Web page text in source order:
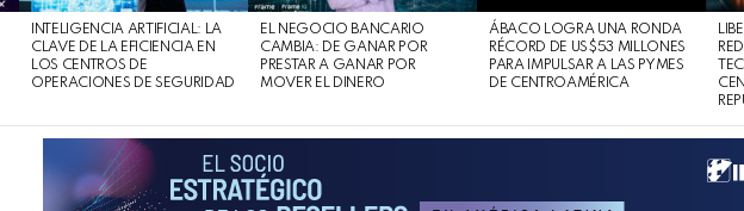
INTELIGENCIA ARTIFICIAL: LA
CLAVE DE LA EFICIENCIA EN
LOS CENTROS DE
OPERACIONES DE SEGURIDAD
EL NEGOCIO BANCARIO
CAMBIA: DE GANAR POR
PRESTAR A GANAR POR
MOVER EL DINERO
Safe
For
Work
view
this
post
ÁBACO LOGRA UNA RONDA
RÉCORD DE US$53 MILLONES
PARA IMPULSAR A LAS PYMES
DE CENTROAMÉRICA